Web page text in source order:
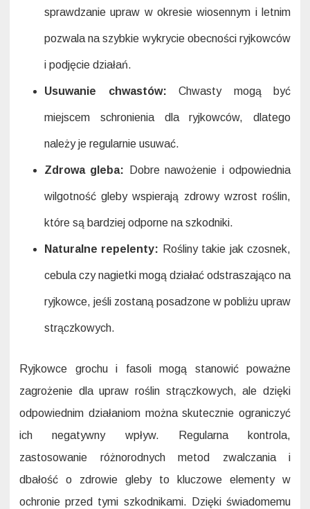
sprawdzanie upraw w okresie wiosennym i letnim
pozwala na szybkie wykrycie obecności ryjkowców
i podjęcie działań.
Usuwanie chwastów: Chwasty mogą być
miejscem schronienia dla ryjkowców, dlatego
należy je regularnie usuwać.
Zdrowa gleba: Dobre nawożenie i odpowiednia
wilgotność gleby wspierają zdrowy wzrost roślin,
które są bardziej odporne na szkodniki.
Naturalne repelenty: Rośliny takie jak czosnek,
cebula czy nagietki mogą działać odstraszająco na
ryjkowce, jeśli zostaną posadzone w pobliżu upraw
strączkowych.
Ryjkowce grochu i fasoli mogą stanowić poważne
zagrożenie dla upraw roślin strączkowych, ale dzięki
odpowiednim działaniom można skutecznie ograniczyć
ich negatywny wpływ. Regularna kontrola,
zastosowanie różnorodnych metod zwalczania i
dbałość o zdrowie gleby to kluczowe elementy w
ochronie przed tymi szkodnikami. Dzięki świadomemu